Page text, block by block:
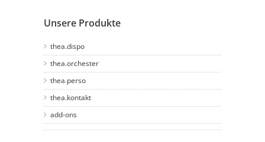
Unsere Produkte
thea.dispo
thea.orchester
thea.perso
thea.kontakt
add-ons